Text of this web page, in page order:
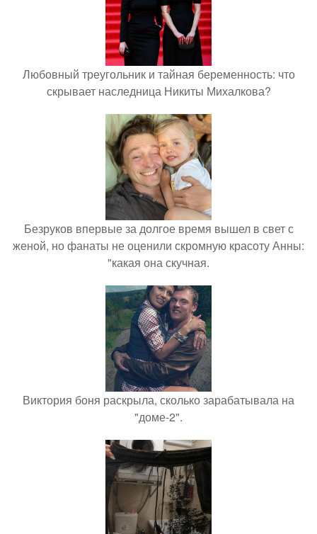
Любовный треугольник и тайная беременность: что
скрывает наследница Никиты Михалкова?
Безруков впервые за долгое время вышел в свет с
женой, но фанаты не оценили скромную красоту Анны:
"какая она скучная.
Виктория боня раскрыла, сколько зарабатывала на
"доме-2".